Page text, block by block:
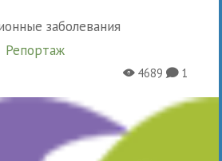
заболевания
Репортаж
X4689K1